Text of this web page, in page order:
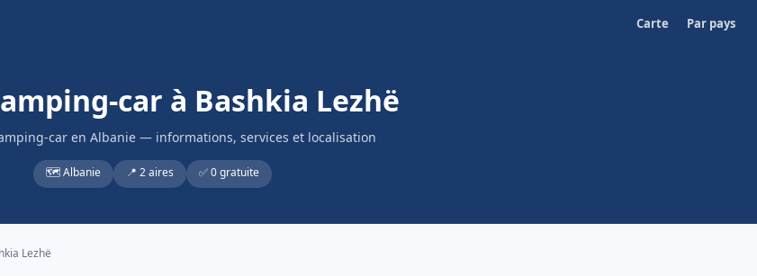
Carte Par pays
car à Bashkia Lezhë
car en Albanie — informations, services et localisation
🗺️ Albanie 📍 2 aires ✅ 0 gratuite
Lezhë